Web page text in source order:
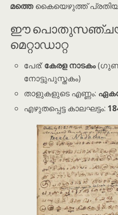
മത്തെകൈയെഴുത്ത്
ഈ
മെറ്റാഡാറ്റ
പേര്:കേരള നാടകം
നോട്ടുപുസ്തകം)
താളുകളുടെ എണ്ണം:
എഴുതപ്പെട്ട കാലഘട്ടം: